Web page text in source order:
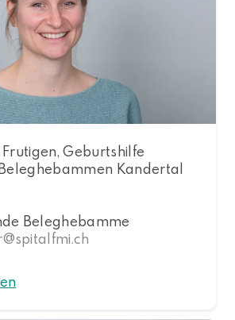
Geburtshilfe
Kandertal
Beleghebamme
spitalfmi.ch